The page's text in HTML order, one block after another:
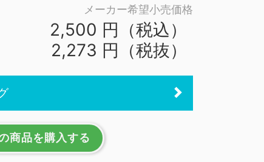
メーカー希望小売価格
2,500 円（税込）
2,273 円（税抜）
商品を購入する